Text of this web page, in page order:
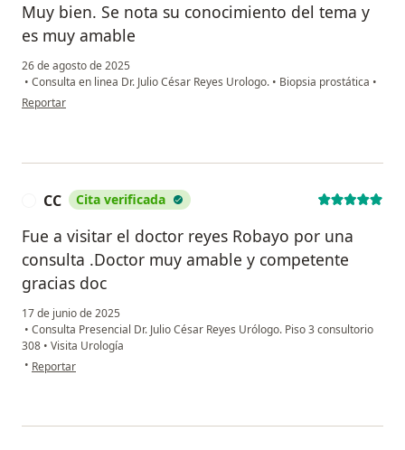
Muy bien. Se nota su conocimiento del tema y
es muy amable
26 de agosto de 2025
• Consulta en linea Dr. Julio César Reyes Urologo. • Biopsia prostática •
en opinión del usuario Andrea
Reportar
CC Cita verificada
Fue a visitar el doctor reyes Robayo por una
consulta .Doctor muy amable y competente
gracias doc
17 de junio de 2025
• Consulta Presencial Dr. Julio César Reyes Urólogo. Piso 3 consultorio
308 • Visita Urología
• en opinión del usuario CC
Reportar